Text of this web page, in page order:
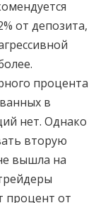
от депозита,
процента
в
нет. Однако
вторую
вышла на
процент от